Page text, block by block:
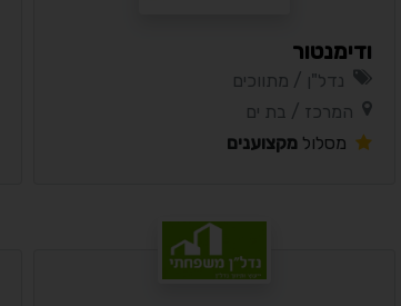
ודימנטור
נדל"ן / מתווכים
המרכז / בת ים
מסלול מקצוענים